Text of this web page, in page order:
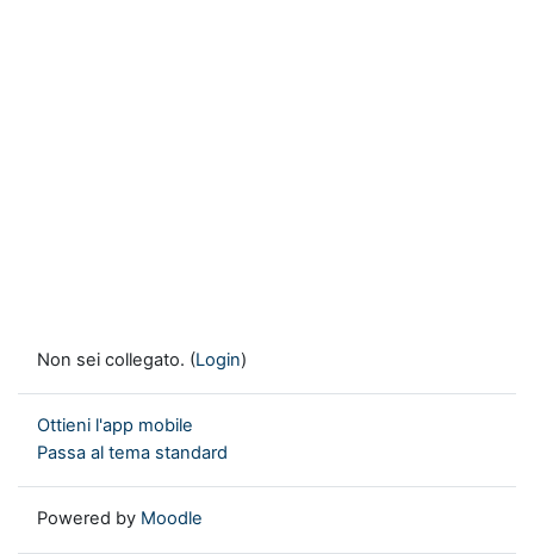
Non sei collegato. (Login)
Ottieni l'app mobile
Passa al tema standard
Powered by Moodle